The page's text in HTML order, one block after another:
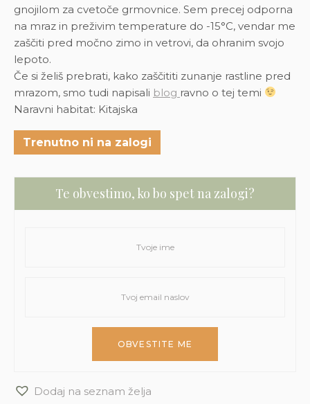
gnojilom za cvetoče grmovnice. Sem precej odporna
na mraz in preživim temperature do -15°C, vendar me
zaščiti pred močno zimo in vetrovi, da ohranim svojo
lepoto.
Če si želiš prebrati, kako zaščititi zunanje rastline pred
mrazom, smo tudi napisali blog ravno o tej temi
Naravni habitat: Kitajska
Trenutno ni na zalogi
Te obvestimo, ko bo spet na zalogi?
Dodaj na seznam želja